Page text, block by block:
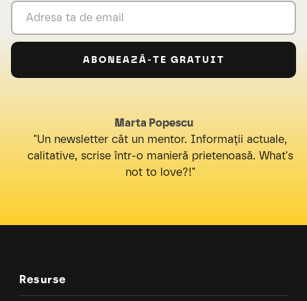
Marta Popescu
"Un newsletter cât un mentor. Informații actuale,
calitative, scrise într-o manieră prietenoasă. What's
not to love?!"
Resurse